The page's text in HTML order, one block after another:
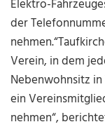
Elektro-
der
Verein, in dem
Nebenwohnsitz
ein
nehmen“,